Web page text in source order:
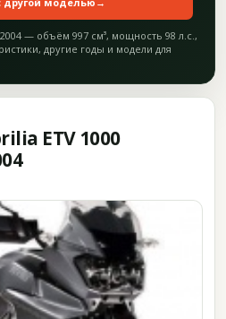
— объём 997 см³, мощность 98 л.с.,
другие годы и модели для
ETV 1000